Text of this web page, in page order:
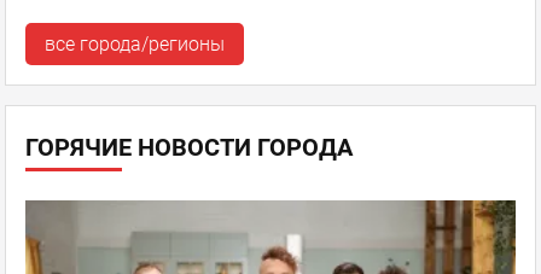
все города/регионы
ГОРЯЧИЕ НОВОСТИ ГОРОДА